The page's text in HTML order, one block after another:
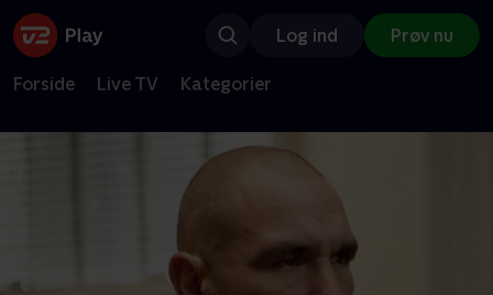
Log ind Prøv nu
Forside Live TV Kategorier